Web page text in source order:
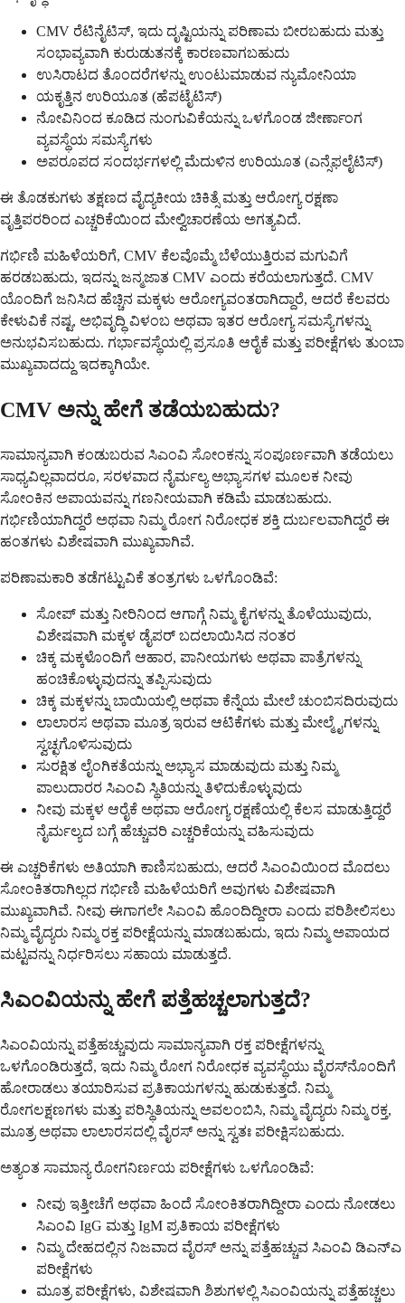
CMV ರೆಟಿನೈಟಿಸ್, ಇದು ದೃಷ್ಟಿಯನ್ನು ಪರಿಣಾಮ ಬೀರಬಹುದು ಮತ್ತು
ಸಂಭಾವ್ಯವಾಗಿ ಕುರುಡುತನಕ್ಕೆ ಕಾರಣವಾಗಬಹುದು
ಉಸಿರಾಟದ ತೊಂದರೆಗಳನ್ನು ಉಂಟುಮಾಡುವ ನ್ಯುಮೋನಿಯಾ
ಯಕೃತ್ತಿನ ಉರಿಯೂತ (ಹೆಪಟೈಟಿಸ್)
ನೋವಿನಿಂದ ಕೂಡಿದ ನುಂಗುವಿಕೆಯನ್ನು ಒಳಗೊಂಡ ಜೀರ್ಣಾಂಗ
ವ್ಯವಸ್ಥೆಯ ಸಮಸ್ಯೆಗಳು
ಅಪರೂಪದ ಸಂದರ್ಭಗಳಲ್ಲಿ ಮೆದುಳಿನ ಉರಿಯೂತ (ಎನ್ಸೆಫಲೈಟಿಸ್)
ಈ ತೊಡಕುಗಳು ತಕ್ಷಣದ ವೈದ್ಯಕೀಯ ಚಿಕಿತ್ಸೆ ಮತ್ತು ಆರೋಗ್ಯ ರಕ್ಷಣಾ
ವೃತ್ತಿಪರರಿಂದ ಎಚ್ಚರಿಕೆಯಿಂದ ಮೇಲ್ವಿಚಾರಣೆಯ ಅಗತ್ಯವಿದೆ.
ಗರ್ಭಿಣಿ ಮಹಿಳೆಯರಿಗೆ, CMV ಕೆಲವೊಮ್ಮೆ ಬೆಳೆಯುತ್ತಿರುವ ಮಗುವಿಗೆ
ಹರಡಬಹುದು, ಇದನ್ನು ಜನ್ಮಜಾತ CMV ಎಂದು ಕರೆಯಲಾಗುತ್ತದೆ. CMV
ಯೊಂದಿಗೆ ಜನಿಸಿದ ಹೆಚ್ಚಿನ ಮಕ್ಕಳು ಆರೋಗ್ಯವಂತರಾಗಿದ್ದಾರೆ, ಆದರೆ ಕೆಲವರು
ಕೇಳುವಿಕೆ ನಷ್ಟ, ಅಭಿವೃದ್ಧಿ ವಿಳಂಬ ಅಥವಾ ಇತರ ಆರೋಗ್ಯ ಸಮಸ್ಯೆಗಳನ್ನು
ಅನುಭವಿಸಬಹುದು. ಗರ್ಭಾವಸ್ಥೆಯಲ್ಲಿ ಪ್ರಸೂತಿ ಆರೈಕೆ ಮತ್ತು ಪರೀಕ್ಷೆಗಳು ತುಂಬಾ
ಮುಖ್ಯವಾದದ್ದು ಇದಕ್ಕಾಗಿಯೇ.
CMV ಅನ್ನು ಹೇಗೆ ತಡೆಯಬಹುದು?
ಸಾಮಾನ್ಯವಾಗಿ ಕಂಡುಬರುವ ಸಿಎಂವಿ ಸೋಂಕನ್ನು ಸಂಪೂರ್ಣವಾಗಿ ತಡೆಯಲು
ಸಾಧ್ಯವಿಲ್ಲವಾದರೂ, ಸರಳವಾದ ನೈರ್ಮಲ್ಯ ಅಭ್ಯಾಸಗಳ ಮೂಲಕ ನೀವು
ಸೋಂಕಿನ ಅಪಾಯವನ್ನು ಗಣನೀಯವಾಗಿ ಕಡಿಮೆ ಮಾಡಬಹುದು.
ಗರ್ಭಿಣಿಯಾಗಿದ್ದರೆ ಅಥವಾ ನಿಮ್ಮ ರೋಗ ನಿರೋಧಕ ಶಕ್ತಿ ದುರ್ಬಲವಾಗಿದ್ದರೆ ಈ
ಹಂತಗಳು ವಿಶೇಷವಾಗಿ ಮುಖ್ಯವಾಗಿವೆ.
ಪರಿಣಾಮಕಾರಿ ತಡೆಗಟ್ಟುವಿಕೆ ತಂತ್ರಗಳು ಒಳಗೊಂಡಿವೆ:
ಸೋಪ್ ಮತ್ತು ನೀರಿನಿಂದ ಆಗಾಗ್ಗೆ ನಿಮ್ಮ ಕೈಗಳನ್ನು ತೊಳೆಯುವುದು,
ವಿಶೇಷವಾಗಿ ಮಕ್ಕಳ ಡೈಪರ್ ಬದಲಾಯಿಸಿದ ನಂತರ
ಚಿಕ್ಕ ಮಕ್ಕಳೊಂದಿಗೆ ಆಹಾರ, ಪಾನೀಯಗಳು ಅಥವಾ ಪಾತ್ರೆಗಳನ್ನು
ಹಂಚಿಕೊಳ್ಳುವುದನ್ನು ತಪ್ಪಿಸುವುದು
ಚಿಕ್ಕ ಮಕ್ಕಳನ್ನು ಬಾಯಿಯಲ್ಲಿ ಅಥವಾ ಕೆನ್ನೆಯ ಮೇಲೆ ಚುಂಬಿಸದಿರುವುದು
ಲಾಲಾರಸ ಅಥವಾ ಮೂತ್ರ ಇರುವ ಆಟಿಕೆಗಳು ಮತ್ತು ಮೇಲ್ಮೈಗಳನ್ನು
ಸ್ವಚ್ಛಗೊಳಿಸುವುದು
ಸುರಕ್ಷಿತ ಲೈಂಗಿಕತೆಯನ್ನು ಅಭ್ಯಾಸ ಮಾಡುವುದು ಮತ್ತು ನಿಮ್ಮ
ಪಾಲುದಾರರ ಸಿಎಂವಿ ಸ್ಥಿತಿಯನ್ನು ತಿಳಿದುಕೊಳ್ಳುವುದು
ನೀವು ಮಕ್ಕಳ ಆರೈಕೆ ಅಥವಾ ಆರೋಗ್ಯ ರಕ್ಷಣೆಯಲ್ಲಿ ಕೆಲಸ ಮಾಡುತ್ತಿದ್ದರೆ
ನೈರ್ಮಲ್ಯದ ಬಗ್ಗೆ ಹೆಚ್ಚುವರಿ ಎಚ್ಚರಿಕೆಯನ್ನು ವಹಿಸುವುದು
ಈ ಎಚ್ಚರಿಕೆಗಳು ಅತಿಯಾಗಿ ಕಾಣಿಸಬಹುದು, ಆದರೆ ಸಿಎಂವಿಯಿಂದ ಮೊದಲು
ಸೋಂಕಿತರಾಗಿಲ್ಲದ ಗರ್ಭಿಣಿ ಮಹಿಳೆಯರಿಗೆ ಅವುಗಳು ವಿಶೇಷವಾಗಿ
ಮುಖ್ಯವಾಗಿವೆ. ನೀವು ಈಗಾಗಲೇ ಸಿಎಂವಿ ಹೊಂದಿದ್ದೀರಾ ಎಂದು ಪರಿಶೀಲಿಸಲು
ನಿಮ್ಮ ವೈದ್ಯರು ನಿಮ್ಮ ರಕ್ತ ಪರೀಕ್ಷೆಯನ್ನು ಮಾಡಬಹುದು, ಇದು ನಿಮ್ಮ ಅಪಾಯದ
ಮಟ್ಟವನ್ನು ನಿರ್ಧರಿಸಲು ಸಹಾಯ ಮಾಡುತ್ತದೆ.
ಸಿಎಂವಿಯನ್ನು ಹೇಗೆ ಪತ್ತೆಹಚ್ಚಲಾಗುತ್ತದೆ?
ಸಿಎಂವಿಯನ್ನು ಪತ್ತೆಹಚ್ಚುವುದು ಸಾಮಾನ್ಯವಾಗಿ ರಕ್ತ ಪರೀಕ್ಷೆಗಳನ್ನು
ಒಳಗೊಂಡಿರುತ್ತದೆ, ಇದು ನಿಮ್ಮ ರೋಗ ನಿರೋಧಕ ವ್ಯವಸ್ಥೆಯು ವೈರಸ್‌ನೊಂದಿಗೆ
ಹೋರಾಡಲು ತಯಾರಿಸುವ ಪ್ರತಿಕಾಯಗಳನ್ನು ಹುಡುಕುತ್ತದೆ. ನಿಮ್ಮ
ರೋಗಲಕ್ಷಣಗಳು ಮತ್ತು ಪರಿಸ್ಥಿತಿಯನ್ನು ಅವಲಂಬಿಸಿ, ನಿಮ್ಮ ವೈದ್ಯರು ನಿಮ್ಮ ರಕ್ತ,
ಮೂತ್ರ ಅಥವಾ ಲಾಲಾರಸದಲ್ಲಿ ವೈರಸ್ ಅನ್ನು ಸ್ವತಃ ಪರೀಕ್ಷಿಸಬಹುದು.
ಅತ್ಯಂತ ಸಾಮಾನ್ಯ ರೋಗನಿರ್ಣಯ ಪರೀಕ್ಷೆಗಳು ಒಳಗೊಂಡಿವೆ:
ನೀವು ಇತ್ತೀಚೆಗೆ ಅಥವಾ ಹಿಂದೆ ಸೋಂಕಿತರಾಗಿದ್ದೀರಾ ಎಂದು ನೋಡಲು
ಸಿಎಂವಿ IgG ಮತ್ತು IgM ಪ್ರತಿಕಾಯ ಪರೀಕ್ಷೆಗಳು
ನಿಮ್ಮ ದೇಹದಲ್ಲಿನ ನಿಜವಾದ ವೈರಸ್ ಅನ್ನು ಪತ್ತೆಹಚ್ಚುವ ಸಿಎಂವಿ ಡಿಎನ್‌ಎ
ಪರೀಕ್ಷೆಗಳು
ಮೂತ್ರ ಪರೀಕ್ಷೆಗಳು, ವಿಶೇಷವಾಗಿ ಶಿಶುಗಳಲ್ಲಿ ಸಿಎಂವಿಯನ್ನು ಪತ್ತೆಹಚ್ಚಲು